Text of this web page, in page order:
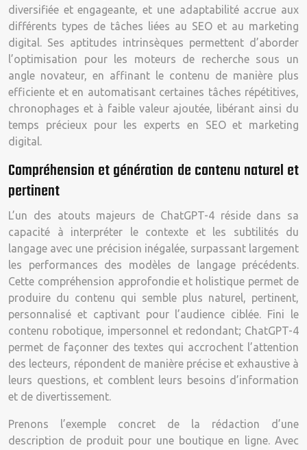
diversifiée et engageante, et une adaptabilité accrue aux
différents types de tâches liées au SEO et au marketing
digital. Ses aptitudes intrinsèques permettent d’aborder
l’optimisation pour les moteurs de recherche sous un
angle novateur, en affinant le contenu de manière plus
efficiente et en automatisant certaines tâches répétitives,
chronophages et à faible valeur ajoutée, libérant ainsi du
temps précieux pour les experts en SEO et marketing
digital.
Compréhension et génération de contenu naturel et
pertinent
L’un des atouts majeurs de ChatGPT-4 réside dans sa
capacité à interpréter le contexte et les subtilités du
langage avec une précision inégalée, surpassant largement
les performances des modèles de langage précédents.
Cette compréhension approfondie et holistique permet de
produire du contenu qui semble plus naturel, pertinent,
personnalisé et captivant pour l’audience ciblée. Fini le
contenu robotique, impersonnel et redondant; ChatGPT-4
permet de façonner des textes qui accrochent l’attention
des lecteurs, répondent de manière précise et exhaustive à
leurs questions, et comblent leurs besoins d’information
et de divertissement.
Prenons l’exemple concret de la rédaction d’une
description de produit pour une boutique en ligne. Avec